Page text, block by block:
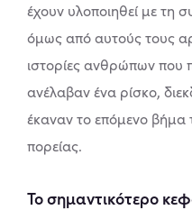
έχουν υλοποιηθεί με τη
όμως από αυτούς τους
ιστορίες ανθρώπων
ανέλαβαν ένα ρίσκο,
έκαναν το επόμενο βήμα
πορείας.
Το σημαντικότερο